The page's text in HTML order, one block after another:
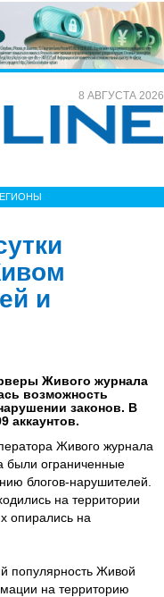
8 АВГУСТА 2026
и
Живого журнала
возможность
законов. В
аккаунтов.
Живого журнала
были ограниченные
блогов-нарушителей.
на территории
опирались на
популярность Живой
на территорию